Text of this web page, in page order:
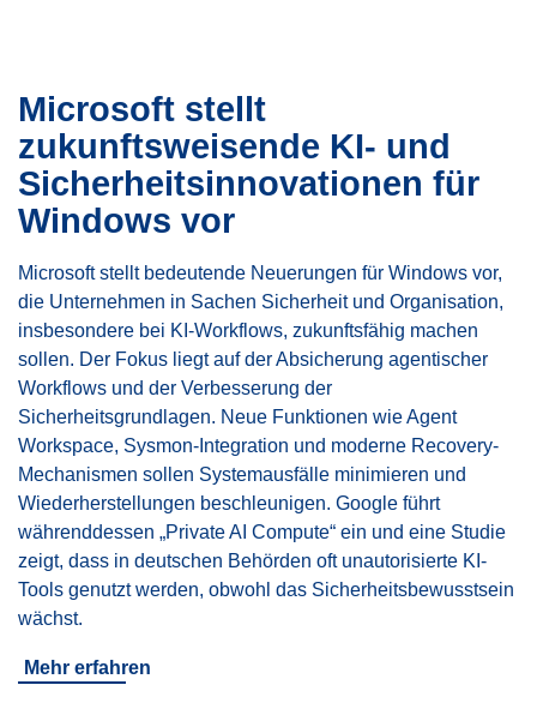
Microsoft stellt
zukunftsweisende KI- und
Sicherheitsinnovationen für
Windows vor
Microsoft stellt bedeutende Neuerungen für Windows vor,
die Unternehmen in Sachen Sicherheit und Organisation,
insbesondere bei KI-Workflows, zukunftsfähig machen
sollen. Der Fokus liegt auf der Absicherung agentischer
Workflows und der Verbesserung der
Sicherheitsgrundlagen. Neue Funktionen wie Agent
Workspace, Sysmon-Integration und moderne Recovery-
Mechanismen sollen Systemausfälle minimieren und
Wiederherstellungen beschleunigen. Google führt
währenddessen „Private AI Compute“ ein und eine Studie
zeigt, dass in deutschen Behörden oft unautorisierte KI-
Tools genutzt werden, obwohl das Sicherheitsbewusstsein
wächst.
Mehr erfahren